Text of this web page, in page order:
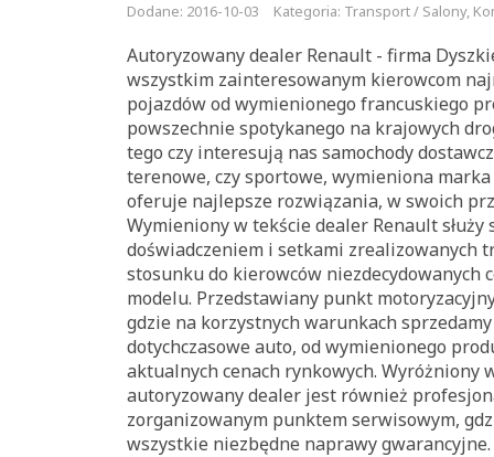
Dodane: 2016-10-03 Kategoria: Transport / Salony,
Autoryzowany dealer Renault - firma
wszystkim zainteresowanym kierowcom
pojazdów od wymienionego francuskiego
powszechnie spotykanego na krajowych
tego czy interesują nas samochody
terenowe, czy sportowe, wymieniona
oferuje najlepsze rozwiązania, w swoich
Wymieniony w tekście dealer Renault służy
doświadczeniem i setkami zrealizowanych
stosunku do kierowców niezdecydowanych
modelu. Przedstawiany punkt
gdzie na korzystnych warunkach
dotychczasowe auto, od wymienionego
aktualnych cenach rynkowych. Wyróżniony
autoryzowany dealer jest również
zorganizowanym punktem serwisowym,
wszystkie niezbędne naprawy gwarancyjne.